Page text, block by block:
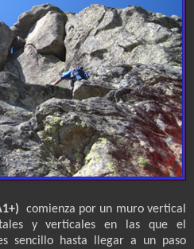
comienza por un muro vertical
y verticales en las que el
sencillo hasta llegar a un paso